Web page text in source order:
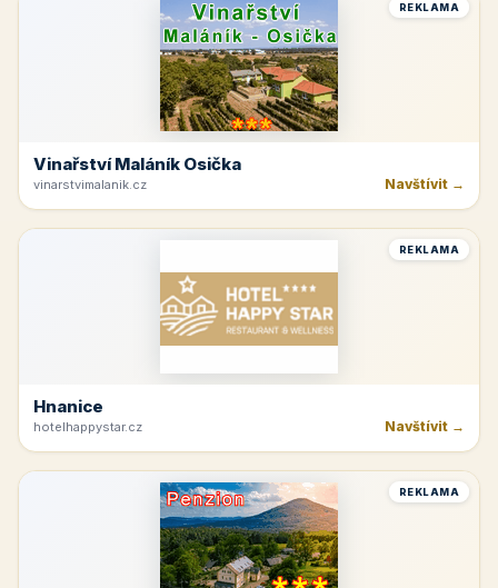
REKLAMA
Vinařství Maláník Osička
vinarstvimalanik.cz Navštívit →
REKLAMA
Hnanice
hotelhappystar.cz Navštívit →
REKLAMA